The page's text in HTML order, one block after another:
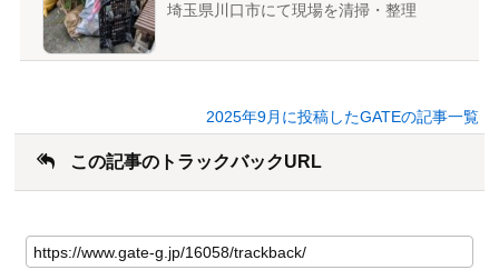
埼玉県川口市にて現場を清掃・整理
2025年9月に投稿したGATEの記事一覧
この記事のトラックバックURL
の
記